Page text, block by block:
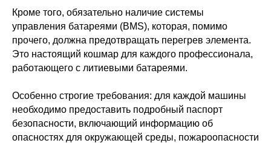
Кроме того, обязательно наличие системы
управления батареями (BMS), которая, помимо
прочего, должна предотвращать перегрев элемента.
Это настоящий кошмар для каждого профессионала,
работающего с литиевыми батареями.
Особенно строгие требования: для каждой машины
необходимо предоставить подробный паспорт
безопасности, включающий информацию об
опасностях для окружающей среды, пожароопасности